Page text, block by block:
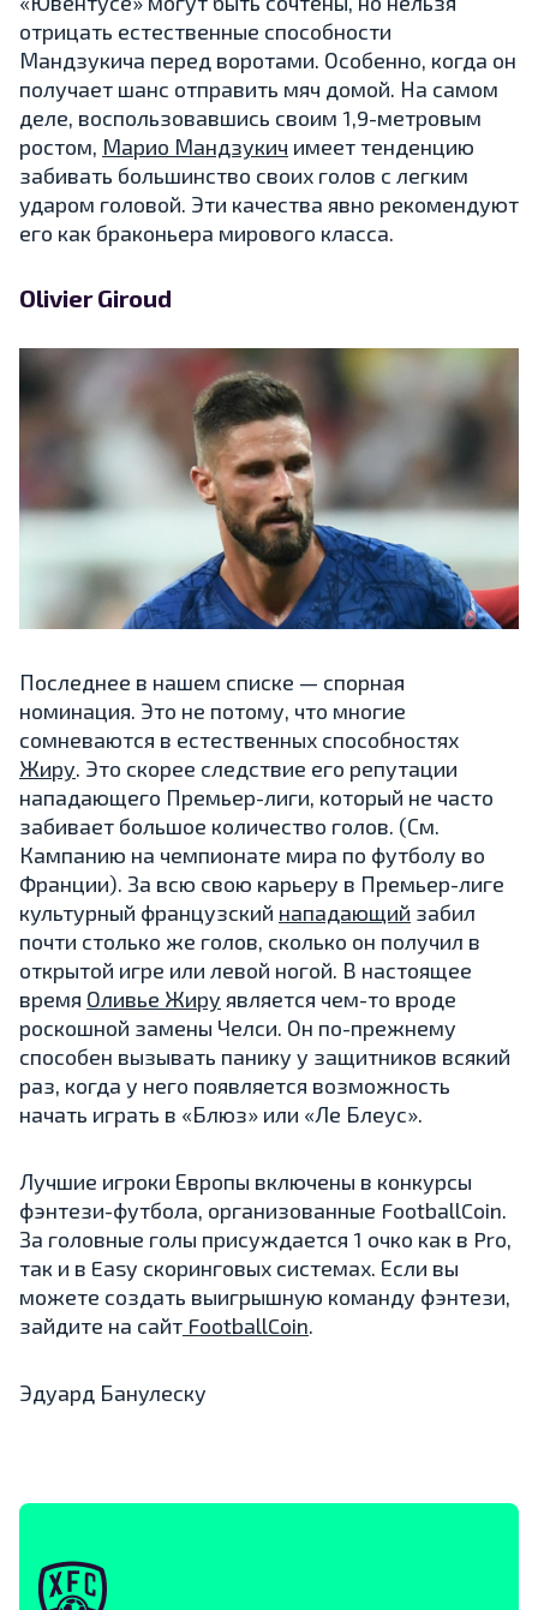
отрицать естественные способности
Мандзукича перед воротами. Особенно, когда он
получает шанс отправить мяч домой. На самом
деле, воспользовавшись своим 1,9-метровым
ростом, Марио Мандзукич имеет тенденцию
забивать большинство своих голов с легким
ударом головой. Эти качества явно рекомендуют
его как браконьера мирового класса.
Olivier Giroud
Последнее в нашем списке — спорная
номинация. Это не потому, что многие
сомневаются в естественных способностях
Жиру. Это скорее следствие его репутации
нападающего Премьер-лиги, который не часто
забивает большое количество голов. (См.
Кампанию на чемпионате мира по футболу во
Франции). За всю свою карьеру в Премьер-лиге
культурный французский нападающий забил
почти столько же голов, сколько он получил в
открытой игре или левой ногой. В настоящее
время Оливье Жиру является чем-то вроде
роскошной замены Челси. Он по-прежнему
способен вызывать панику у защитников всякий
раз, когда у него появляется возможность
начать играть в «Блюз» или «Ле Блеус».
Лучшие игроки Европы включены в конкурсы
фэнтези-футбола, организованные FootballCoin.
За головные голы присуждается 1 очко как в Pro,
так и в Easy скоринговых системах. Если вы
можете создать выигрышную команду фэнтези,
зайдите на сайт FootballCoin.
Эдуард Банулеску